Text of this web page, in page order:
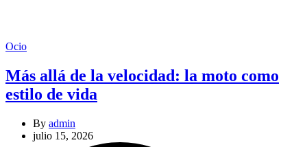
Categories
Ocio
Más allá de la velocidad: la moto como
estilo de vida
By admin
julio 15, 2026